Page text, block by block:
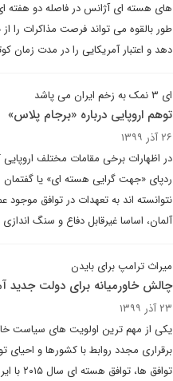
های هسته ای آژانس در فاصله دو هفته
طور بالقوه می تواند فرصت مذاکرات را از
دهد و اعتبار آمریکایی را در مدت زمان
ای ۳ نمک به زخم ایران می پاشد
توهم اروپایی درباره «برجام پلاس»
۲۶ آذر ۱۳۹۹
در اظهارات برخی مقامات مختلف
ردپای «جهت گرایی هسته ای» یا گفتمان
نتوانسته اند به تعهدات در توافق
آلمان، اساسا غیرقابل دفاع و سنگ
میراث ترامپ برای بایدن
چالش خاورمیانه برای دولت جدید
۲۳ آذر ۱۳۹۹
یکی از مهم ترین اولویت های سیاست
برقراری مجدد روابط با کشورها و احیای